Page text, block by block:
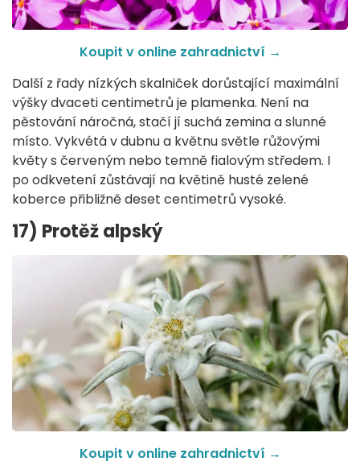
Koupit v online zahradnictví →
Další z řady nízkých skalniček dorůstající maximální
výšky dvaceti centimetrů je plamenka. Není na
pěstování náročná, stačí jí suchá zemina a slunné
místo. Vykvétá v dubnu a květnu světle růžovými
květy s červeným nebo temně fialovým středem. I
po odkvetení zůstávají na květině husté zelené
koberce přibližně deset centimetrů vysoké.
17) Protěž alpský
Koupit v online zahradnictví →